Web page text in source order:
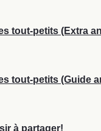
tout-petits (Extra
tout-petits (Guide
à partager!